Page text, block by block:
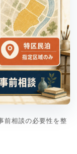
前相談の必要性を整